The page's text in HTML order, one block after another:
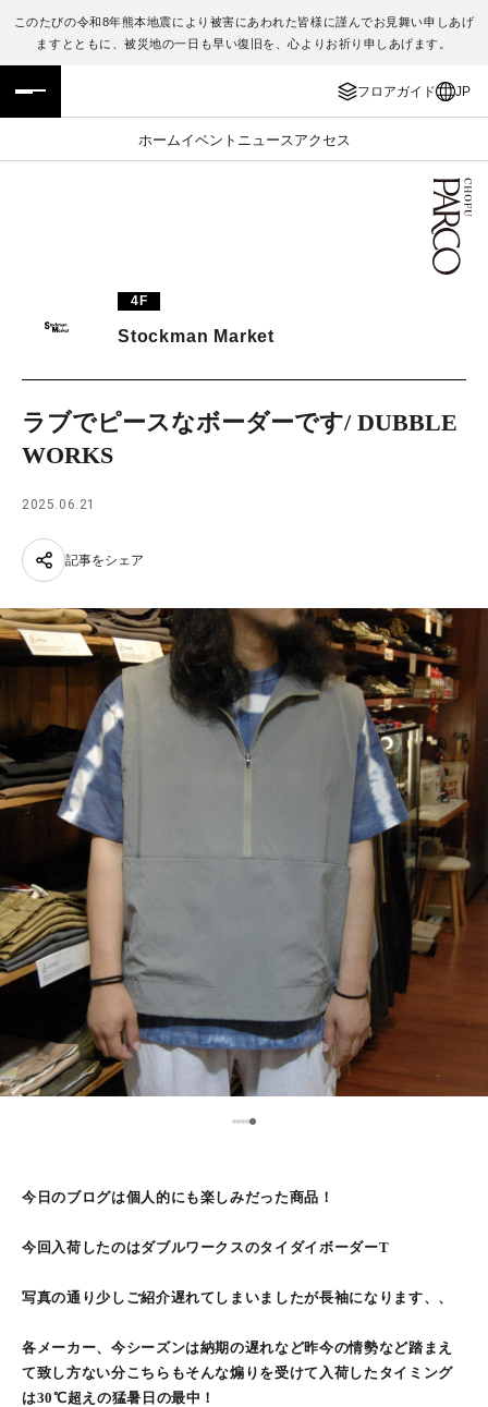
このたびの令和8年熊本地震により被害にあわれた皆様に謹んでお見舞い申しあげ
ますとともに、被災地の一日も早い復旧を、心よりお祈り申しあげます。
フロアガイド JP
ホームイベント ニュース アクセス
フロアガイド
施設案内・アクセス
TAX FREE
JP
ENGLISH
繁体字
日本語
4F
Stockman Market
ラブでピースなボーダーです/ DUBBLE
WORKS
2025.06.21
記事をシェア
1234
今日のブログは個人的にも楽しみだった商品！
今回入荷したのはダブルワークスのタイダイボーダーT
写真の通り少しご紹介遅れてしまいましたが長袖になります、、
各メーカー、今シーズンは納期の遅れなど昨今の情勢など踏まえ
て致し方ない分こちらもそんな煽りを受けて入荷したタイミング
は30℃超えの猛暑日の最中！